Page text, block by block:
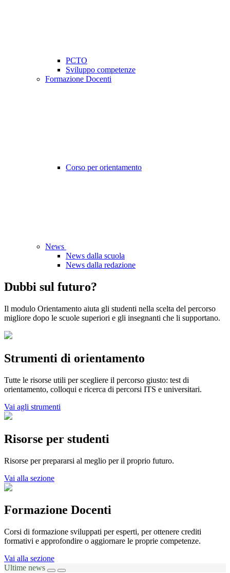
PCTO
Sviluppo competenze
Formazione Docenti
Corso per orientamento
News
News dalla scuola
News dalla redazione
Dubbi sul futuro?
Il modulo Orientamento aiuta gli studenti nella scelta del percorso
migliore dopo le scuole superiori e gli insegnanti che li supportano.
Strumenti di orientamento
Tutte le risorse utili per scegliere il percorso giusto: test di
orientamento, colloqui e ricerca di percorsi ITS e universitari.
Vai agli strumenti
Risorse per studenti
Risorse per prepararsi al meglio per il proprio futuro.
Vai alla sezione
Formazione Docenti
Corsi di formazione sviluppati per esperti, per ottenere crediti
formativi e approfondire o aggiornare le proprie competenze.
Vai alla sezione
Ultime news